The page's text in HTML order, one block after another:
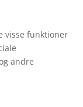
visse funktioner
andre